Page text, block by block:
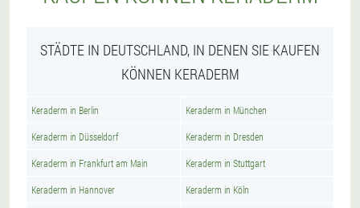
STÄDTE IN DEUTSCHLAND, IN DENEN SIE KAUFEN
KÖNNEN KERADERM
Keraderm in Berlin Keraderm in München
Keraderm in Düsseldorf Keraderm in Dresden
Keraderm in Frankfurt am Main Keraderm in Stuttgart
Keraderm in Hannover Keraderm in Köln